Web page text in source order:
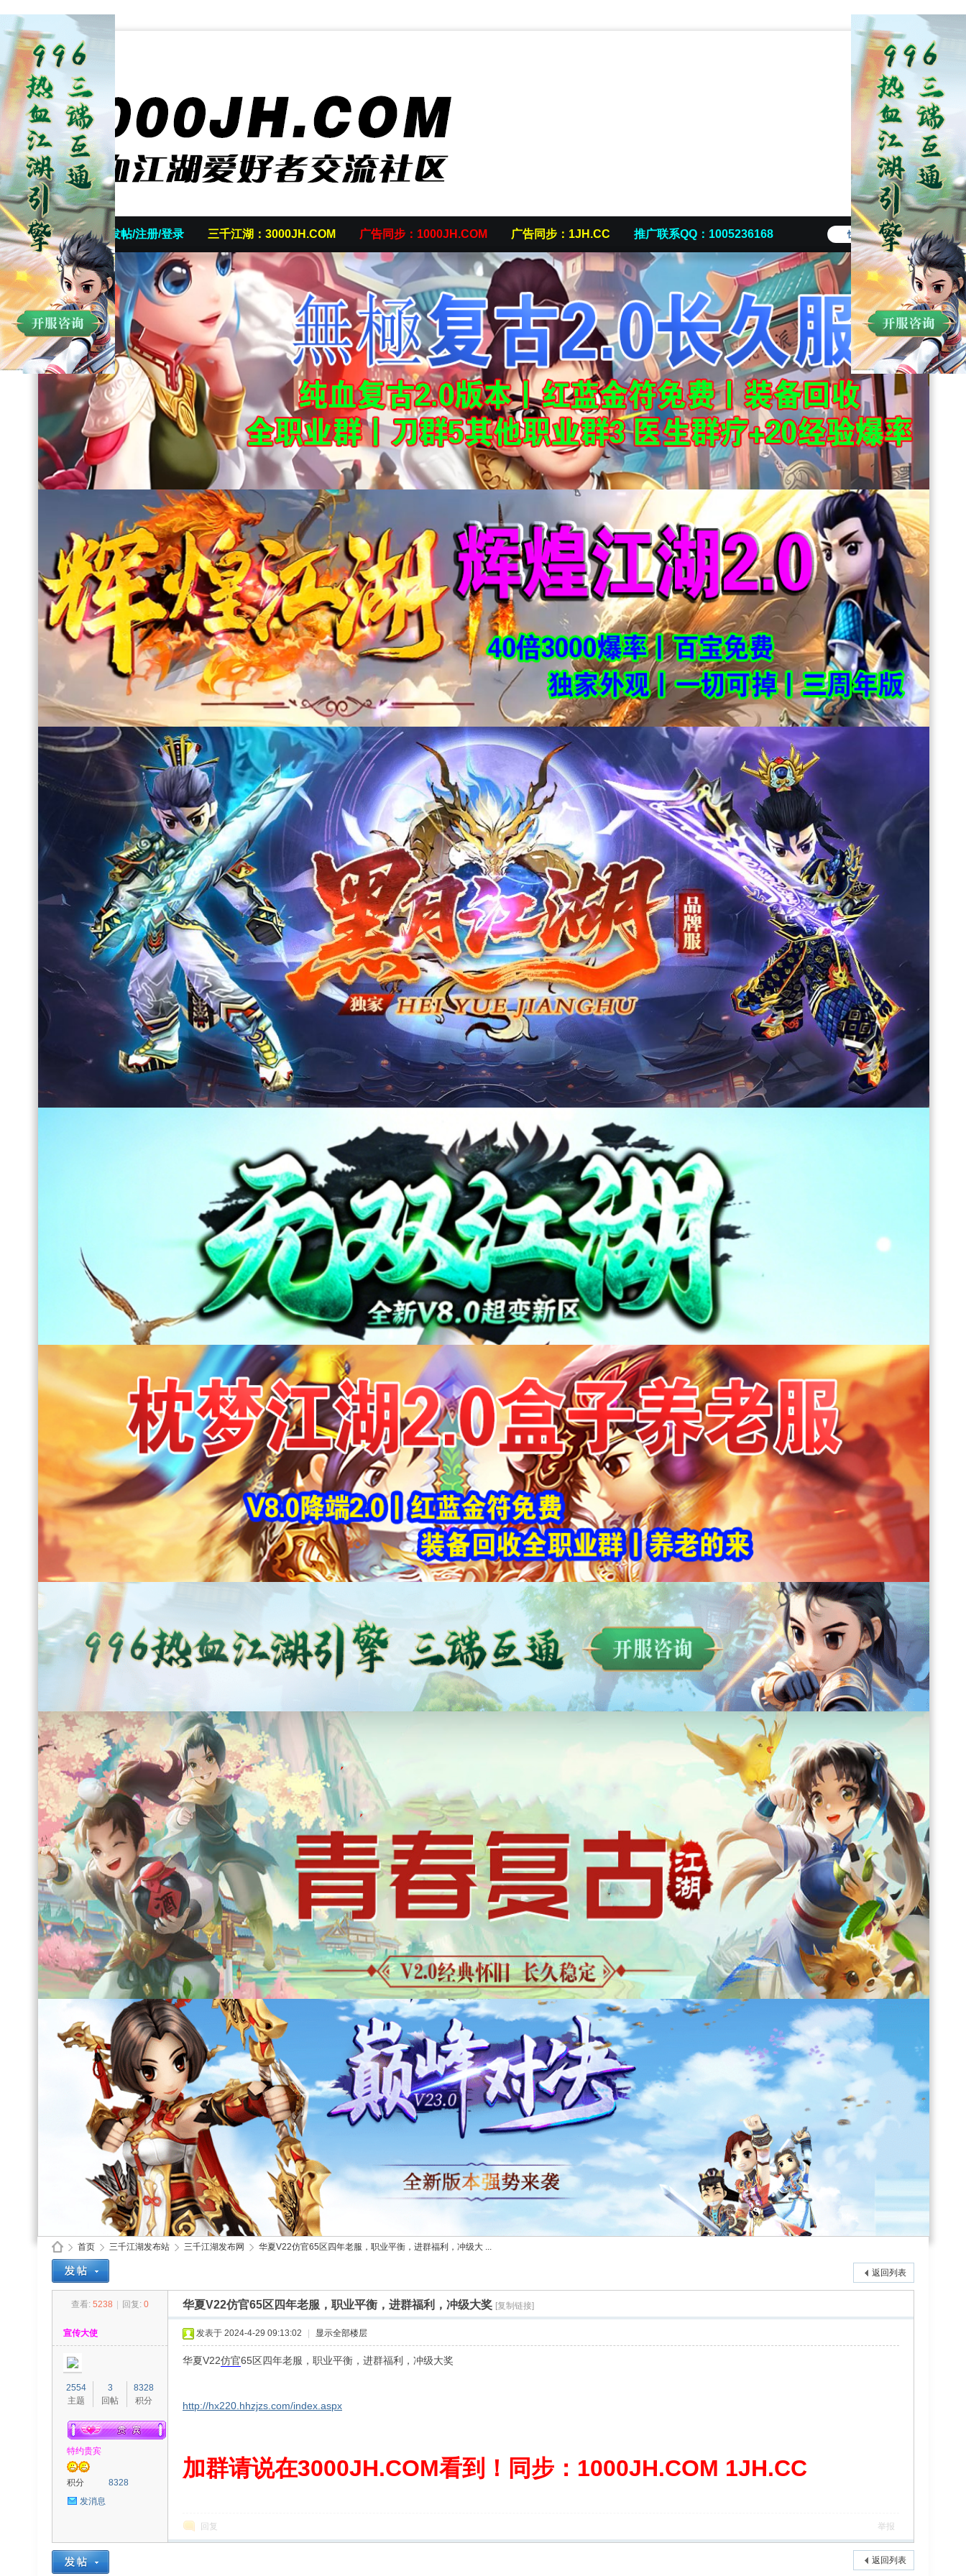
快捷导航
首页 发帖/注册/登录 三千江湖：3000JH.COM 广告同步：1000JH.COM 广告同步：1JH.CC 推广联系QQ：1005236168
首页
›
三千江湖发布站 三千江湖发布网
›
华夏V22仿官65区四年老服，职业平衡，进群福利，冲级大 ...
返回列表
查看: 5238 回复: 0 华夏V22仿官65区四年老服，职业平衡，进群福利，冲级大奖 [复制链接]
宣传大使
2554
主题
3
回帖
8328
积分
特约贵宾
积分
8328
发消息
发表于 2024-4-29 09:13:02 显示全部楼层
华夏V22仿官65区四年老服，职业平衡，进群福利，冲级大奖
http://hx220.hhzjzs.com/index.aspx
加群请说在3000JH.COM看到！同步：1000JH.COM 1JH.CC
回复 举报
返回列表